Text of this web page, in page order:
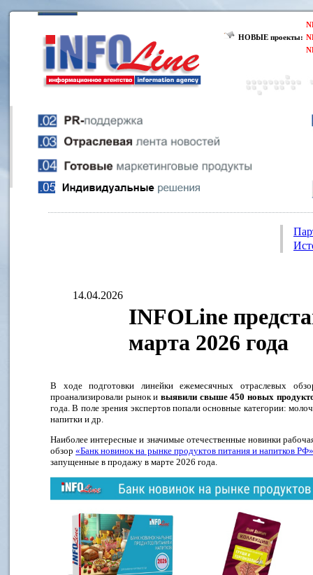
НОВЫЕ проекты:
14.04.2026
INFOLine
марта 2026 года
В ходе подготовки линейки ежемесячных отраслевых
проанализировали рынок и выявили свыше 450 новых
года. В поле зрения экспертов попали основные категории:
напитки и др.
Наиболее интересные и значимые отечественные новинки
обзор«Банк новинок на рынке продуктов питания и напитков
запущенные в продажу в марте 2026 года.